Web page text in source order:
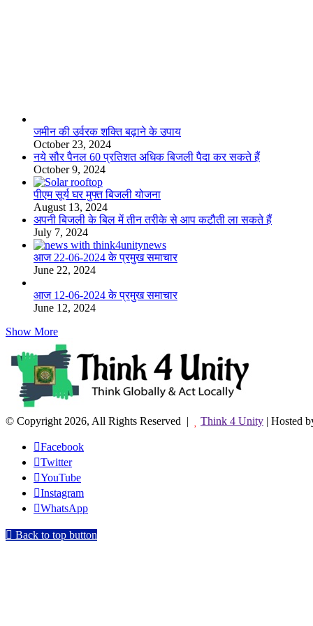
जमीन की उर्वरक शक्ति बढ़ाने के उपाय
October 23, 2024
नये सौर पैनल 60 प्रतिशत अधिक बिजली पैदा कर सकते हैं
October 9, 2024
पीएम सूर्य घर मुफ्त बिजली योजना
August 13, 2024
अपनी बिजली के बिल में तीन तरीके से आप कटौती ला सकते हैं
July 7, 2024
आज 22-06-2024 के प्रमुख समाचार
June 22, 2024
आज 12-06-2024 के प्रमुख समाचार
June 12, 2024
Show More
© Copyright 2026, All Rights Reserved | Think 4 Unity | Hosted
Facebook
Twitter
YouTube
Instagram
WhatsApp
Back to top button